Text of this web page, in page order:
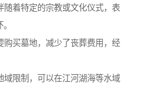
随着特定的宗教或文化仪式，表
购买墓地，减少了丧葬费用，经
域限制，可以在江河湖海等水域